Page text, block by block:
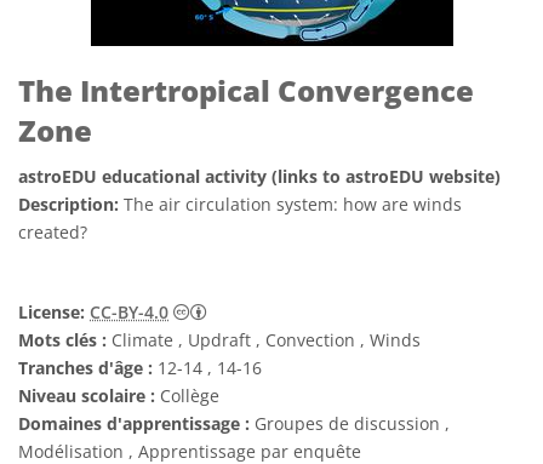
The Intertropical Convergence
Zone
astroEDU educational activity (links to astroEDU website)
Description: The air circulation system: how are winds
created?
License: CC-BY-4.0
Creative Commons (CC) Attribution 4.0
Mots clés : Climate , Updraft , Convection , Winds
Tranches d'âge : 12-14 , 14-16
Niveau scolaire : Collège
Domaines d'apprentissage : Groupes de discussion ,
Modélisation , Apprentissage par enquête